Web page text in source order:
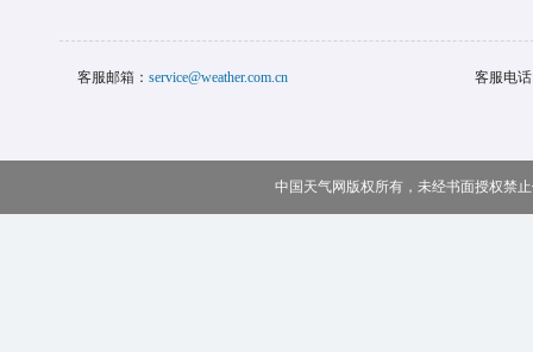
客服邮箱： service@weather.com.cn 客服电
中国天气网版权所有，未经书面授权